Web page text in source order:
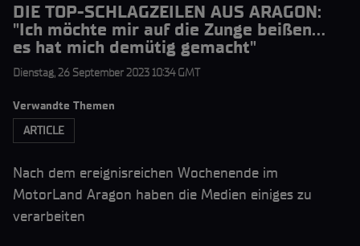
DIE TOP-SCHLAGZEILEN AUS ARAGON:
"Ich möchte mir auf die Zunge beißen...
es hat mich demütig gemacht"
Dienstag, 26 September 2023 10:34 GMT
Verwandte Themen
ARTICLE
Nach dem ereignisreichen Wochenende im
MotorLand Aragon haben die Medien einiges zu
verarbeiten